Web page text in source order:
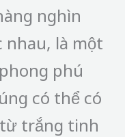
nghìn
nhau, là một
phú
có thể có
từ trắng tinh